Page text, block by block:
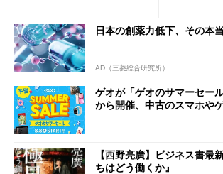
日本の創薬力低下、その本
AD（三菱総合研究所）
ゲオが「ゲオのサマーセー
から開催、中古のスマホや
【西野亮廣】ビジネス書
ちはどう働くか』